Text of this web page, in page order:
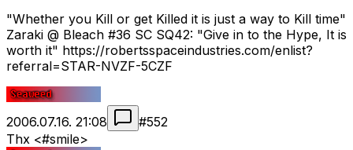
"Whether you Kill or get Killed it is just a way to Kill time"
Zaraki @ Bleach #36 SC SQ42: "Give in to the Hype, It is
worth it" https://robertsspaceindustries.com/enlist?
referral=STAR-NVZF-5CZF
2006.07.16. 21:08 #552
Thx <#smile>